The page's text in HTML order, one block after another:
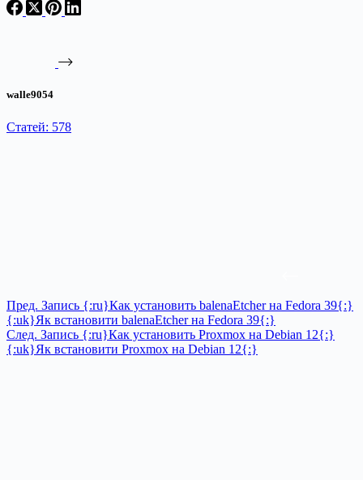
walle9054
Статей: 578
Пред. Запись {:ru}Как установить balenaEtcher на Fedora 39{:}
{:uk}Як встановити balenaEtcher на Fedora 39{:}
След. Запись {:ru}Как установить Proxmox на Debian 12{:}
{:uk}Як встановити Proxmox на Debian 12{:}